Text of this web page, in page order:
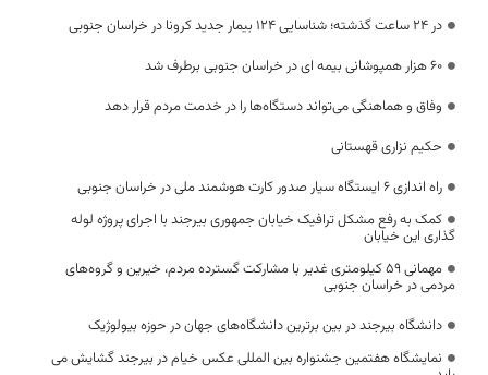
در 24 ساعت گذشته؛ شناسایی 124 بیمار جدید کرونا در خراسان جنوبی
60 هزار همپوشانی بیمه ای در خراسان جنوبی برطرف شد
وفاق و هماهنگی می‌تواند دستگاه‌ها را در خدمت مردم قرار دهد
حکیم نزاری قهستانی
راه اندازی 6 ایستگاه سیار صدور کارت هوشمند ملی در خراسان جنوبی
کمک به رفع مشکل ترافیک خیابان جمهوری بیرجند با اجرای پروژه لوله
گذاری این خیابان
مهمانی ۵۹ کیلومتری غدیر با مشارکت گسترده مردم، خیرین و گروه‌های
مردمی در خراسان جنوبی
دانشگاه بیرجند در بین برترین دانشگاه‌های جهان در حوزه بیولوژیک
نمایشگاه هفتمین جشنواره بین المللی عکس خیام در بیرجند گشایش می